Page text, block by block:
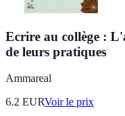
Ecrire au collège :
de leurs pratiques
Ammareal
6.2 EURVoir le prix